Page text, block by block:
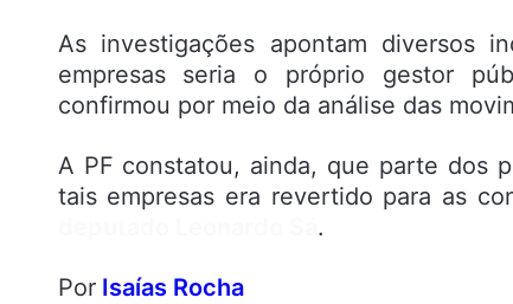
As investigações apontam diversos
empresas seria o próprio gestor
confirmou por meio da análise das
A PF constatou, ainda, que parte dos
tais empresas era revertido para as
.
PorIsaías Rocha